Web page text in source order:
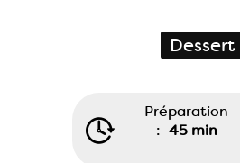
Dessert
Préparation
: 45 min